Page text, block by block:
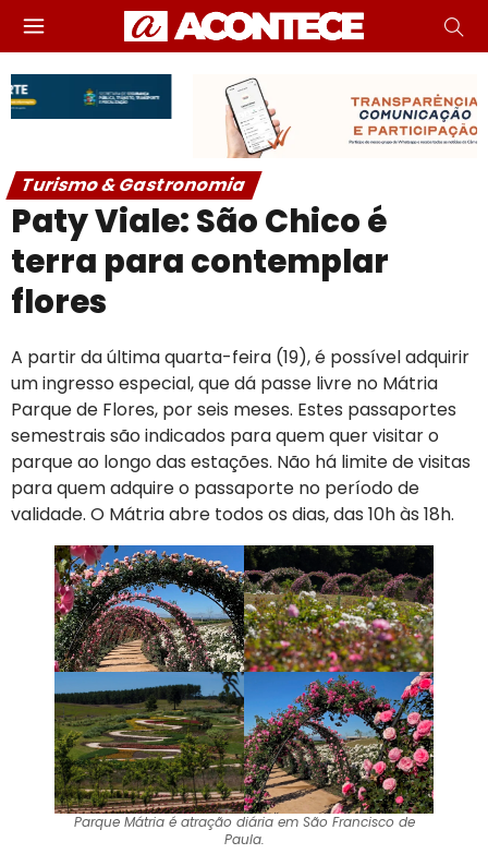
Turismo & Gastronomia
Paty Viale: São Chico é
terra para contemplar
flores
A partir da última quarta-feira (19), é possível adquirir
um ingresso especial, que dá passe livre no Mátria
Parque de Flores, por seis meses. Estes passaportes
semestrais são indicados para quem quer visitar o
parque ao longo das estações. Não há limite de visitas
para quem adquire o passaporte no período de
validade. O Mátria abre todos os dias, das 10h às 18h.
Parque Mátria é atração diária em São Francisco de
Paula.